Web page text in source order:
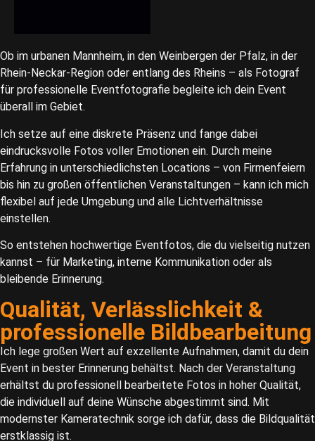
Ob im urbanen Mannheim, in den Weinbergen der Pfalz, in der
Rhein-Neckar-Region oder entlang des Rheins – als Fotograf
für professionelle Eventfotografie begleite ich dein Event
überall im Gebiet.
Ich setze auf eine diskrete Präsenz und fange dabei
eindrucksvolle Fotos voller Emotionen ein. Durch meine
Erfahrung in unterschiedlichsten Locations – von Firmenfeiern
bis hin zu großen öffentlichen Veranstaltungen – kann ich mich
flexibel auf jede Umgebung und alle Lichtverhältnisse
einstellen.
So entstehen hochwertige Eventfotos, die du vielseitig nutzen
kannst – für Marketing, interne Kommunikation oder als
bleibende Erinnerung.
Qualität, Verlässlichkeit &
professionelle Bildbearbeitung
Ich lege großen Wert auf exzellente Aufnahmen, damit du dein
Event in bester Erinnerung behältst. Nach der Veranstaltung
erhältst du professionell bearbeitete Fotos in hoher Qualität,
die individuell auf deine Wünsche abgestimmt sind. Mit
modernster Kameratechnik sorge ich dafür, dass die Bildqualität
erstklassig ist.